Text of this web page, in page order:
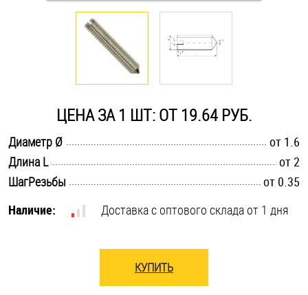
Оснастка и аксессуары для яхт
Стопорные кольца
Такелаж
Хомуты
ЦЕНА ЗА 1 ШТ: ОТ 19.64 РУБ.
Диаметр Ø
от 1.6
Длина L
от 2
ШагРезьбы
от 0.35
Наличие:
Доставка с оптового склада от 1 дня
КУПИТЬ